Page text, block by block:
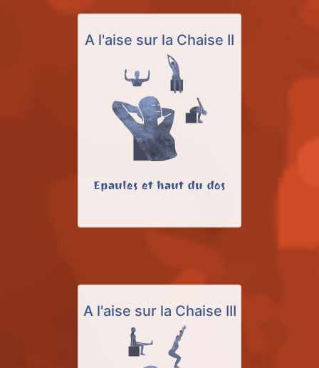
A l'aise sur la Chaise II
Epaules et haut du dos
A l'aise sur la Chaise III